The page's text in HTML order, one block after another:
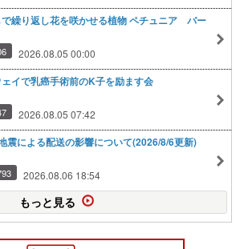
繰り返し花を咲かせる植物 ペチュニア バー
2026.08.05 00:00
イで乳癌手術前のK子を励ます会
2026.08.05 07:42
震による配送の影響について(2026/8/6更新)
2026.08.06 18:54
もっと見る